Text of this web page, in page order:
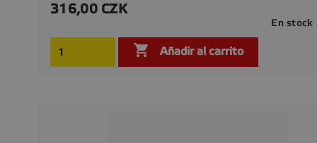
Precio
316,00 CZK
En stock
 Añadir al carrito